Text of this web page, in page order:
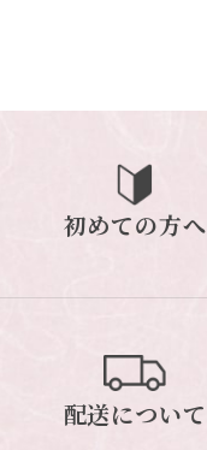
初めての方へ
配送について